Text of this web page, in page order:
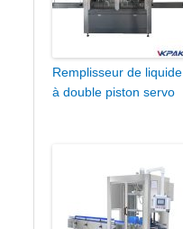
Remplisseur de liquide
à double piston servo